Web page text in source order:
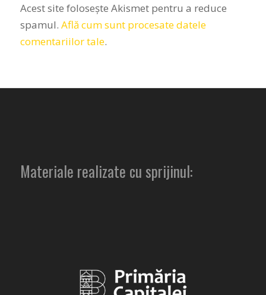
Acest site folosește Akismet pentru a reduce
spamul. Află cum sunt procesate datele
comentariilor tale.
Materiale realizate cu sprijinul: